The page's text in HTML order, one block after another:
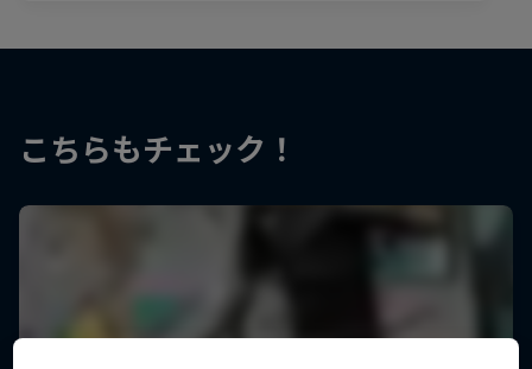
こちらもチェック！